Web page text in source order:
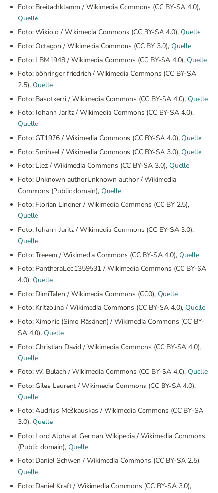
Foto: Breitachklamm / Wikimedia Commons (CC BY-SA 4.0),
Quelle
Foto: Wikiolo / Wikimedia Commons (CC BY-SA 4.0), Quelle
Foto: Octagon / Wikimedia Commons (CC BY 3.0), Quelle
Foto: LBM1948 / Wikimedia Commons (CC BY-SA 4.0), Quelle
Foto: böhringer friedrich / Wikimedia Commons (CC BY-SA
2.5), Quelle
Foto: Basotxerri / Wikimedia Commons (CC BY-SA 4.0), Quelle
Foto: Johann Jaritz / Wikimedia Commons (CC BY-SA 4.0),
Quelle
Foto: GT1976 / Wikimedia Commons (CC BY-SA 4.0), Quelle
Foto: Smihael / Wikimedia Commons (CC BY-SA 3.0), Quelle
Foto: Llez / Wikimedia Commons (CC BY-SA 3.0), Quelle
Foto: Unknown authorUnknown author / Wikimedia
Commons (Public domain), Quelle
Foto: Florian Lindner / Wikimedia Commons (CC BY 2.5),
Quelle
Foto: Johann Jaritz / Wikimedia Commons (CC BY-SA 3.0),
Quelle
Foto: Treeem / Wikimedia Commons (CC BY-SA 4.0), Quelle
Foto: PantheraLeo1359531 / Wikimedia Commons (CC BY-SA
4.0), Quelle
Foto: DimiTalen / Wikimedia Commons (CC0), Quelle
Foto: Kritzolina / Wikimedia Commons (CC BY-SA 4.0), Quelle
Foto: Ximonic (Simo Räsänen) / Wikimedia Commons (CC BY-
SA 4.0), Quelle
Foto: Christian David / Wikimedia Commons (CC BY-SA 4.0),
Quelle
Foto: W. Bulach / Wikimedia Commons (CC BY-SA 4.0), Quelle
Foto: Giles Laurent / Wikimedia Commons (CC BY-SA 4.0),
Quelle
Foto: Audrius Meškauskas / Wikimedia Commons (CC BY-SA
3.0), Quelle
Foto: Lord Alpha at German Wikipedia / Wikimedia Commons
(Public domain), Quelle
Foto: Daniel Schwen / Wikimedia Commons (CC BY-SA 2.5),
Quelle
Foto: Daniel Kraft / Wikimedia Commons (CC BY-SA 3.0),